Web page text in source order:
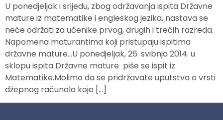
U ponedjeljak i srijedu, zbog održavanja ispita Državne
mature iz matematike i engleskog jezika, nastava se
neće održati za učenike prvog, drugih i trećih razreda.
Napomena maturantima koji pristupaju ispitima
državne mature…U ponedjeljak, 26. svibnja 2014. u
sklopu ispita Državne mature piše se ispit iz
Matematike.Molimo da se pridržavate uputstva o vrsti
džepnog računala koje […]